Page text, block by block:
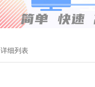
详细列表